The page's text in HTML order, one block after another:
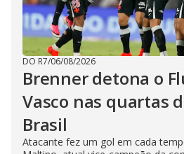
DO R7/06/08/2026
Brenner detona o
Vasco nas quartas
Brasil
Atacante fez um gol em cada